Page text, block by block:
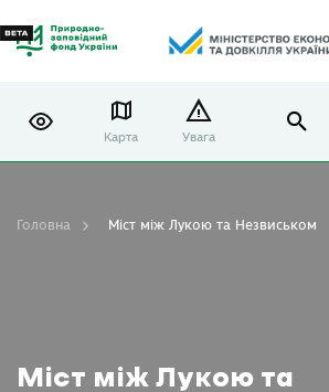
Карта Увага
Міст між Лукою та
Головна Міст між Лукою та Незвиськом